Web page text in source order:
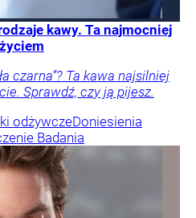
kawy. Ta najmocniej
czarna”? Ta kawa najsilniej
Sprawdź, czy ją pijesz.
odżywczeDoniesienia
Badania